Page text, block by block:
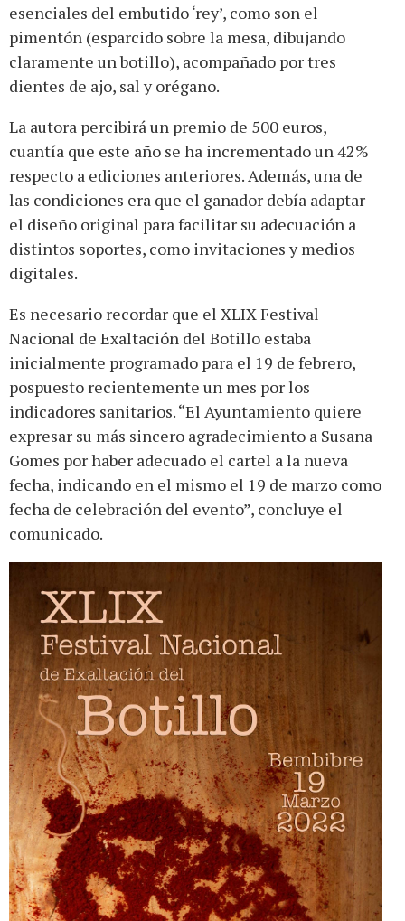
esenciales del embutido ‘rey’, como son el
pimentón (esparcido sobre la mesa, dibujando
claramente un botillo), acompañado por tres
dientes de ajo, sal y orégano.
La autora percibirá un premio de 500 euros,
cuantía que este año se ha incrementado un 42%
respecto a ediciones anteriores. Además, una de
las condiciones era que el ganador debía adaptar
el diseño original para facilitar su adecuación a
distintos soportes, como invitaciones y medios
digitales.
Es necesario recordar que el XLIX Festival
Nacional de Exaltación del Botillo estaba
inicialmente programado para el 19 de febrero,
pospuesto recientemente un mes por los
indicadores sanitarios. “El Ayuntamiento quiere
expresar su más sincero agradecimiento a Susana
Gomes por haber adecuado el cartel a la nueva
fecha, indicando en el mismo el 19 de marzo como
fecha de celebración del evento”, concluye el
comunicado.